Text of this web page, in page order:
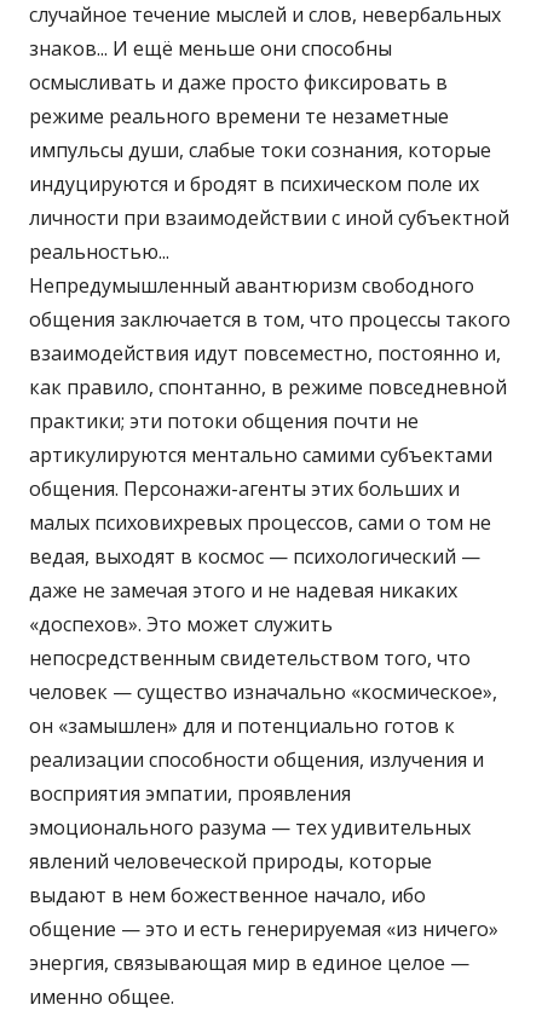
случайное течение мыслей и слов, невербальных
знаков... И ещё меньше они способны
осмысливать и даже просто фиксировать в
режиме реального времени те незаметные
импульсы души, слабые токи сознания, которые
индуцируются и бродят в психическом поле их
личности при взаимодействии с иной субъектной
реальностью...
Непредумышленный авантюризм свободного
общения заключается в том, что процессы такого
взаимодействия идут повсеместно, постоянно и,
как правило, спонтанно, в режиме повседневной
практики; эти потоки общения почти не
артикулируются ментально самими субъектами
общения. Персонажи-агенты этих больших и
малых психовихревых процессов, сами о том не
ведая, выходят в космос — психологический —
даже не замечая этого и не надевая никаких
«доспехов». Это может служить
непосредственным свидетельством того, что
человек — существо изначально «космическое»,
он «замышлен» для и потенциально готов к
реализации способности общения, излучения и
восприятия эмпатии, проявления
эмоционального разума — тех удивительных
явлений человеческой природы, которые
выдают в нем божественное начало, ибо
общение — это и есть генерируемая «из ничего»
энергия, связывающая мир в единое целое —
именно общее.